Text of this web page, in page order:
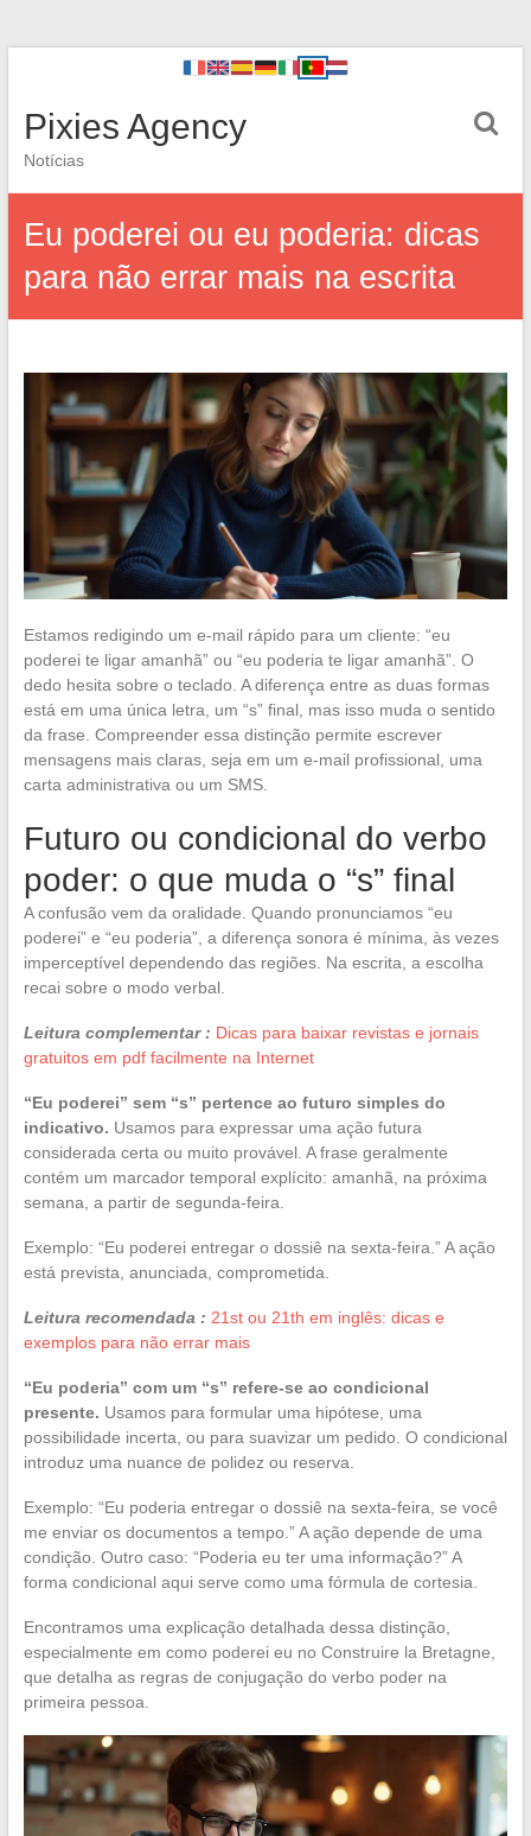
Pixies Agency
Notícias
Eu poderei ou eu poderia: dicas
para não errar mais na escrita
Estamos redigindo um e-mail rápido para um cliente: “eu
poderei te ligar amanhã” ou “eu poderia te ligar amanhã”. O
dedo hesita sobre o teclado. A diferença entre as duas formas
está em uma única letra, um “s” final, mas isso muda o sentido
da frase. Compreender essa distinção permite escrever
mensagens mais claras, seja em um e-mail profissional, uma
carta administrativa ou um SMS.
Futuro ou condicional do verbo
poder: o que muda o “s” final
A confusão vem da oralidade. Quando pronunciamos “eu
poderei” e “eu poderia”, a diferença sonora é mínima, às vezes
imperceptível dependendo das regiões. Na escrita, a escolha
recai sobre o modo verbal.
Leitura complementar : Dicas para baixar revistas e jornais
gratuitos em pdf facilmente na Internet
“Eu poderei” sem “s” pertence ao futuro simples do
indicativo. Usamos para expressar uma ação futura
considerada certa ou muito provável. A frase geralmente
contém um marcador temporal explícito: amanhã, na próxima
semana, a partir de segunda-feira.
Exemplo: “Eu poderei entregar o dossiê na sexta-feira.” A ação
está prevista, anunciada, comprometida.
Leitura recomendada : 21st ou 21th em inglês: dicas e
exemplos para não errar mais
“Eu poderia” com um “s” refere-se ao condicional
presente. Usamos para formular uma hipótese, uma
possibilidade incerta, ou para suavizar um pedido. O condicional
introduz uma nuance de polidez ou reserva.
Exemplo: “Eu poderia entregar o dossiê na sexta-feira, se você
me enviar os documentos a tempo.” A ação depende de uma
condição. Outro caso: “Poderia eu ter uma informação?” A
forma condicional aqui serve como uma fórmula de cortesia.
Encontramos uma explicação detalhada dessa distinção,
especialmente em como poderei eu no Construire la Bretagne,
que detalha as regras de conjugação do verbo poder na
primeira pessoa.